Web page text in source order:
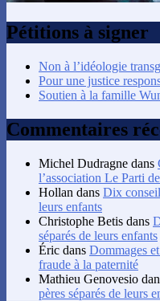
Pétitions à signer
Non à l’idéologie
Pour une justice
Soutien à la famille
Commentaires
Michel Dudragne dans
l’association Le Parti
Hollan dans Dix
leurs enfants
Christophe Betis dans
séparés de leurs enfants
Éric dans Dommages
fraude à la paternité
Mathieu Genovesio
pères séparés de leurs